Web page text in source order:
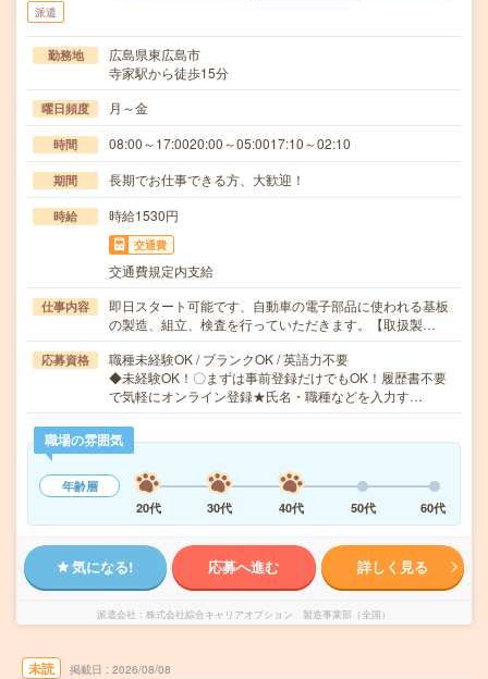
派遣
勤務地
広島県東広島市
寺家駅から徒歩15分
曜日頻度 月～金
時間 08:00～17:0020:00～05:0017:10～02:10
期間 長期でお仕事できる方、大歓迎！
時給 時給1530円
交通費
交通費規定内支給
仕事内容
即日スタート可能です、自動車の電子部品に使われる基板
の製造、組立、検査を行っていただきます。【取扱製…
応募資格
職種未経験OK / ブランクOK / 英語力不要
◆未経験OK！〇まずは事前登録だけでもOK！履歴書不要
で気軽にオンライン登録★氏名・職種などを入力す…
職場の雰囲気
年齢層
20代
30代 40代 50代 60代
気になる! 応募へ進む 詳しく見る
派遣会社 株式会社綜合キャリアオプション 製造事業部（全国）
未読 掲載日 2026/08/08